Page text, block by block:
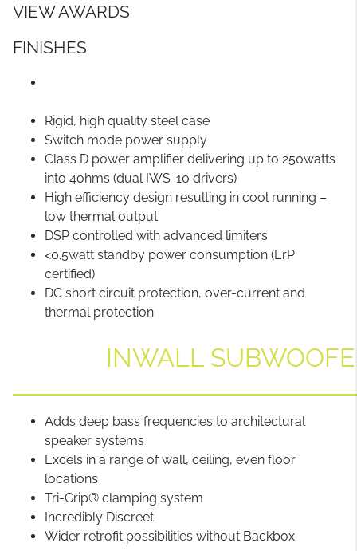
VIEW AWARDS
FINISHES
Rigid, high quality steel case
Switch mode power supply
Class D power amplifier delivering up to 250watts
into 4ohms (dual IWS-10 drivers)
High efficiency design resulting in cool running –
low thermal output
DSP controlled with advanced limiters
<0.5watt standby power consumption (ErP
certified)
DC short circuit protection, over-current and
thermal protection
INWALL
Adds deep bass frequencies to architectural
speaker systems
Excels in a range of wall, ceiling, even floor
locations
Tri-Grip® clamping system
Incredibly Discreet
Wider retrofit possibilities without Backbox